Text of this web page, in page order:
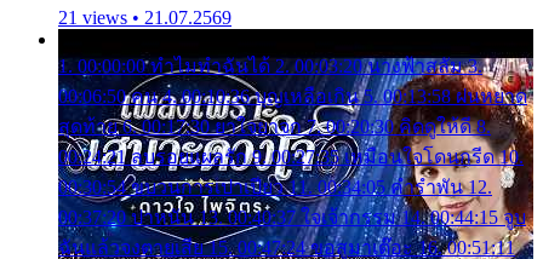
21 views • 21.07.2569
1. 00:00:00 ทำไมทำฉันได้ 2. 00:03:20 นางฟ้าสลัม 3.
00:06:50 คน 4. 00:10:36 บุญเหลือเกิน 5. 00:13:58 ฝนหยาด
สุดท้าย 6. 00:17:30 ยาใจยาจก 7. 00:20:30 คิดดูให้ดี 8.
00:24:21 ลบรอยแผลรัก 9. 00:27:35 เหมือนใจโดนกรีด 10.
00:30:54 ขบวนการเปาเปียว 11. 00:34:05 คำรำพัน 12.
00:37:20 ปาหนัน 13. 00:40:37 ใจเจ้ากรรม 14. 00:44:15 จูบ
ฉันแล้วจงตายเสีย 15. 00:47:24 ขอสูมาเต๊อะ 16. 00:51:11